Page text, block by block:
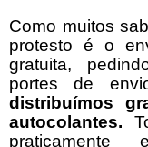
Como muitos
protesto é o
gratuita,
portes de
distribuímos
autocolantes.